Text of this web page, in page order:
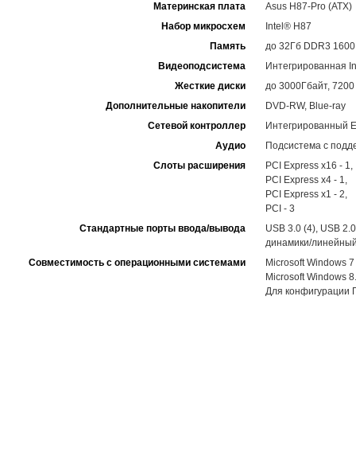
Материнская плата
Asus H87-Pro (ATX)
Набор микросхем
Intel® H87
Память
до 32Гб DDR3
Видеоподсистема
Интегрированная
Жесткие диски
до 3000Гбайт,
Дополнительные накопители
DVD-RW, Blue-ray
Сетевой контроллер
Интегрированный
Аудио
Подсистема с
Слоты расширения
PCI Express x16 - 1,
PCI Express x4 - 1,
PCI Express x1 - 2,
PCI - 3
Стандартные порты ввода/вывода
USB 3.0 (4), USB
динамики/
Совместимость с операционными системами
Microsoft Windows 7
Microsoft Windows
Для конфигурации